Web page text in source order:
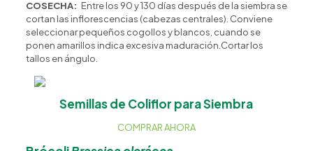
COSECHA: Entre los 90 y 130 días después de la siembra se
cortan las inflorescencias (cabezas centrales). Conviene
seleccionar pequeños cogollos y blancos, cuando se
ponen amarillos indica excesiva maduración.Cortar los
tallos en ángulo.
Semillas de Coliflor para Siembra
COMPRAR AHORA